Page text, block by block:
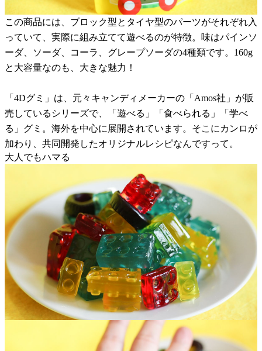
この商品には、ブロック型とタイヤ型のパーツがそれぞれ入
っていて、実際に組み立てて遊べるのが特徴。味はパインソ
ーダ、ソーダ、コーラ、グレープソーダの4種類です。160g
と大容量なのも、大きな魅力！
「4Dグミ」は、元々キャンディメーカーの「Amos社」が販
売しているシリーズで、「遊べる」「食べられる」「学べ
る」グミ。海外を中心に展開されています。そこにカンロが
加わり、共同開発したオリジナルレシピなんですって。
大人でもハマる